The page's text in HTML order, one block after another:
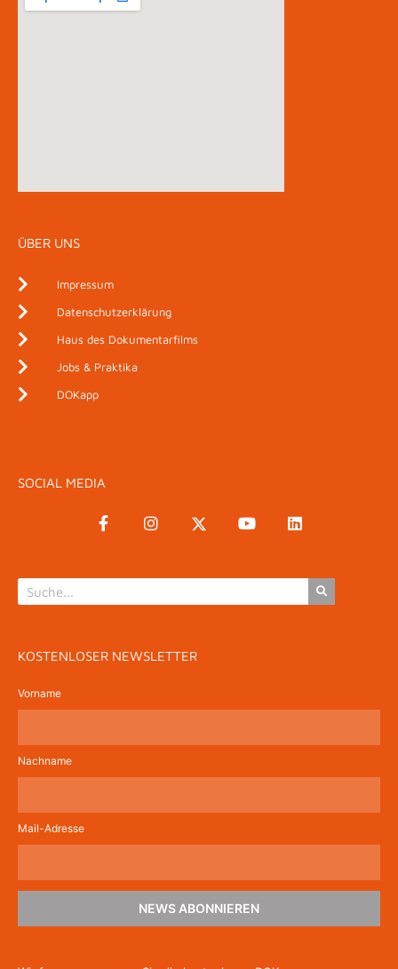
ÜBER UNS
Impressum
Datenschutzerklärung
Haus des Dokumentarfilms
Jobs & Praktika
DOKapp
SOCIAL MEDIA
KOSTENLOSER NEWSLETTER
Vorname
Nachname
Mail-Adresse
NEWS ABONNIEREN